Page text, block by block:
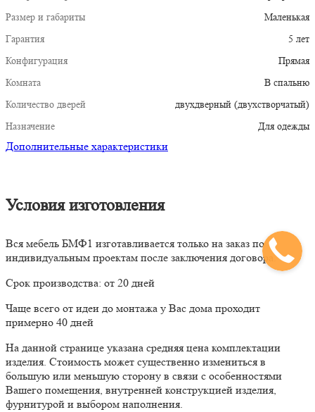
Размер и габариты
Маленькая
Гарантия
5 лет
Конфигурация
Прямая
Комната
В спальню
Количество дверей
двухдверный (двухстворчатый)
Назначение
Для одежды
Дополнительные характеристики
Условия изготовления
Вся мебель БМФ1 изготавливается только на заказ по
индивидуальным проектам после заключения договора.
Срок производства: от 20 дней
Чаще всего от идеи до монтажа у Вас дома проходит
примерно 40 дней
На данной странице указана средняя цена комплектации
изделия. Стоимость может существенно измениться в
большую или меньшую сторону в связи с особенностями
Вашего помещения, внутренней конструкцией изделия,
фурнитурой и выбором наполнения.